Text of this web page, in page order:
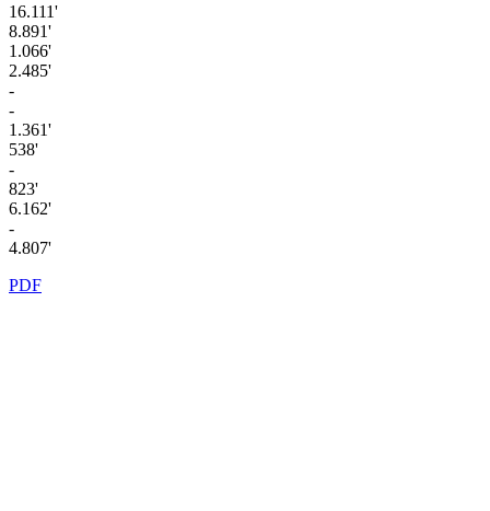
16.111'
8.891'
1.066'
2.485'
-
-
1.361'
538'
-
823'
6.162'
-
4.807'
PDF